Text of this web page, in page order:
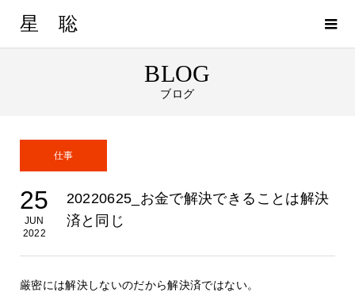
星 聡
BLOG
ブログ
仕事
25
JUN
2022
20220625_お金で解決できることは解決
済と同じ
厳密には解決しないのだから解決済ではない。